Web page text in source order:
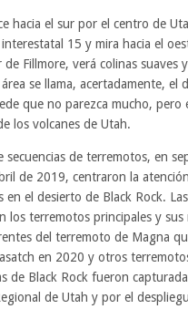
hacia el sur por el centro de
15 y mira hacia el
de Fillmore, verá colinas suaves
se llama, acertadamente, el
que no parezca mucho, pero
los volcanes de Utah.
secuencias de terremotos, en
de 2019, centraron la
en el desierto de Black Rock.
los terremotos principales y sus
del terremoto de Magna
en 2020 y otros
de Black Rock fueron
de Utah y por el